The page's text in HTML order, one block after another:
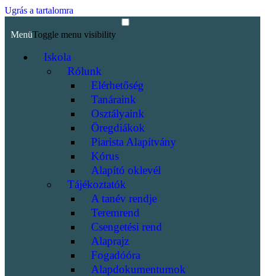
Ugrás a tartalomra
MenüToggle menu visibility
Iskola
Rólunk
Elérhetőség
Tanáraink
Osztályaink
Öregdiákok
Piarista Alapítvány
Kórus
Alapító oklevél
Tájékoztatók
A tanév rendje
Teremrend
Csengetési rend
Alaprajz
Fogadóóra
Alapdokumentumok